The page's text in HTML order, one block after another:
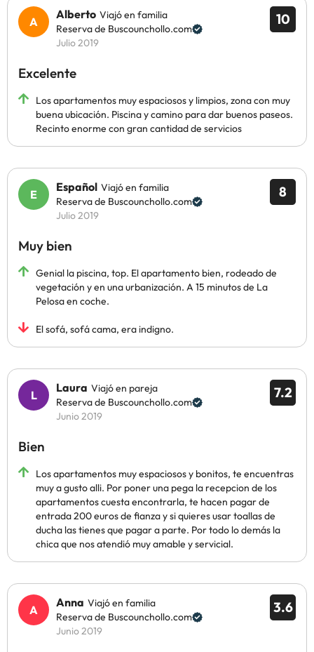
10
Alberto Viajó en familia
Reserva de Buscounchollo.com
Julio 2019
Excelente
Los apartamentos muy espaciosos y limpios, zona con muy
buena ubicación. Piscina y camino para dar buenos paseos.
Recinto enorme con gran cantidad de servicios
8
Español Viajó en familia
Reserva de Buscounchollo.com
Julio 2019
Muy bien
Genial la piscina, top. El apartamento bien, rodeado de
vegetación y en una urbanización. A 15 minutos de La
Pelosa en coche.
El sofá, sofá cama, era indigno.
7.2
Laura Viajó en pareja
Reserva de Buscounchollo.com
Junio 2019
Bien
Los apartamentos muy espaciosos y bonitos, te encuentras
muy a gusto alli. Por poner una pega la recepcion de los
apartamentos cuesta encontrarla, te hacen pagar de
entrada 200 euros de fianza y si quieres usar toallas de
ducha las tienes que pagar a parte. Por todo lo demás la
chica que nos atendió muy amable y servicial.
3.6
Anna Viajó en familia
Reserva de Buscounchollo.com
Junio 2019